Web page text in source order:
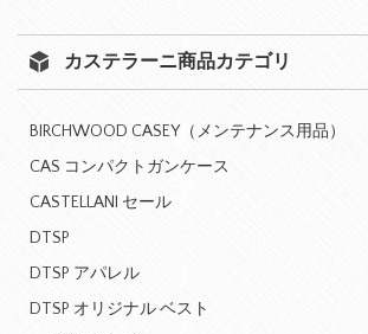
カステラーニ商品カテゴリ
BIRCHWOOD CASEY（メンテナンス用品）
CAS コンパクトガンケース
CASTELLANI セール
DTSP
DTSP アパレル
DTSP オリジナル ベスト